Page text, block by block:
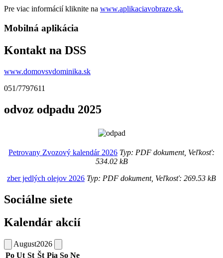
Pre viac informácií kliknite na www.aplikaciavobraze.sk.
Mobilná aplikácia
Kontakt na DSS
www.domovsvdominika.sk
051/7797611
odvoz odpadu 2025
Petrovany Zvozový kalendár 2026 Typ: PDF dokument, Veľkosť:
534.02 kB
zber jedlých olejov 2026 Typ: PDF dokument, Veľkosť: 269.53 kB
Sociálne siete
Kalendár akcií
August2026
Po Ut St Št Pia So Ne